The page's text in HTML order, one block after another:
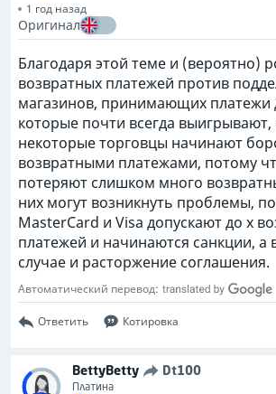
1 год назад
Оригинал
Благодаря этой теме и (вероятно)
возвратных платежей против
магазинов, принимающих платежи
которые почти всегда
некоторые торговцы начинают
возвратными платежами, потому
потеряют слишком много
них могут возникнуть проблемы,
MasterCard и Visa допускают до x
платежей и начинаются санкции, а
случае и расторжение соглашения.
Автоматический перевод:
Ответить Котировка
BettyBetty Dt100
Платина